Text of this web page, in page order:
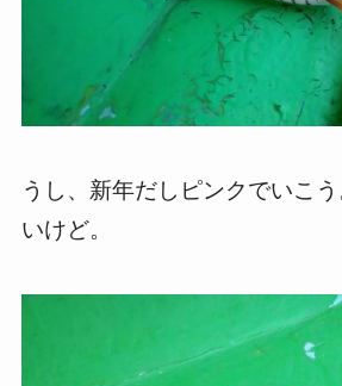
うし、新年だしピンクでいこ
いけど。